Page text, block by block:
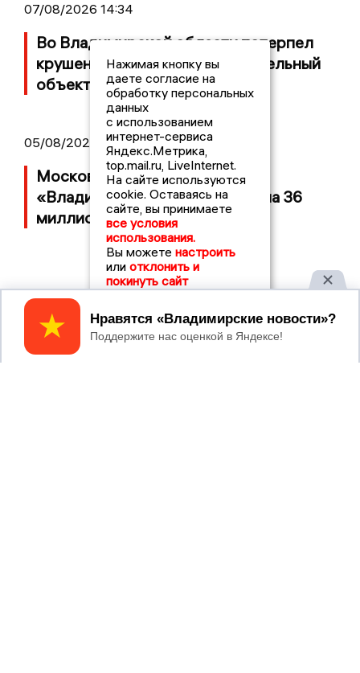
07/08/2026 14:34
Во Владимирской области потерпел
крушение неопознанный летательный
объект
05/08/2026 08:30
Московский ЧОП подал иск к
«Владимирскому стандарту» на 36
миллионов рублей
ВЛАДИМИРСКИЕ
НОВОСТИ
2017 © NEWSVLADIMIR.RU | СИ
«Информационное агентство
Нажимая кнопку вы
даете согласие на
обработку персональных
данных
с использованием
интернет-сервиса
Яндекс.Метрика,
top.mail.ru, LiveInternet.
На сайте используются
cookie. Оставаясь на
сайте, вы принимаете
все условия
использования.
Вы можете настроить
или отклонить и
покинуть сайт
Принять